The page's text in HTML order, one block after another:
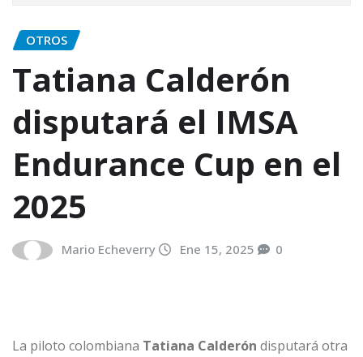
OTROS
Tatiana Calderón
disputará el IMSA
Endurance Cup en el
2025
Mario Echeverry Ene 15, 2025 0
La piloto colombiana Tatiana Calderón disputará otra